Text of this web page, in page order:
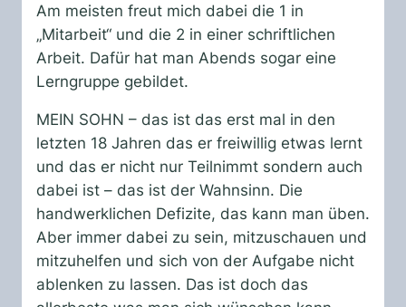
Am meisten freut mich dabei die 1 in
„Mitarbeit“ und die 2 in einer schriftlichen
Arbeit. Dafür hat man Abends sogar eine
Lerngruppe gebildet.
MEIN SOHN – das ist das erst mal in den
letzten 18 Jahren das er freiwillig etwas lernt
und das er nicht nur Teilnimmt sondern auch
dabei ist – das ist der Wahnsinn. Die
handwerklichen Defizite, das kann man üben.
Aber immer dabei zu sein, mitzuschauen und
mitzuhelfen und sich von der Aufgabe nicht
ablenken zu lassen. Das ist doch das